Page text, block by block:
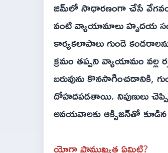
జిమ్‌లో సాధారణంగా చేసే
వంటి వ్యాయామాలు హృదయ
కార్యకలాపాలు గుండె
క్రమం తప్పని వ్యాయామం వల్ల
బరువును కొనసాగించడానికి,
దోహదపడతాయి. నిపుణులు
అవయవాలకు ఆక్సిజన్‌తో కూడిన
యోగా ప్రాముఖ్యత ఏమిటి?